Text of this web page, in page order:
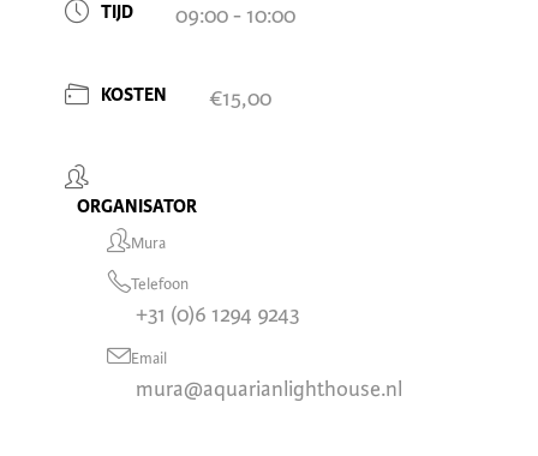
TIJD 09:00 - 10:00
KOSTEN €15,00
ORGANISATOR
Mura
Telefoon
+31 (0)6 1294 9243
Email
mura@aquarianlighthouse.nl